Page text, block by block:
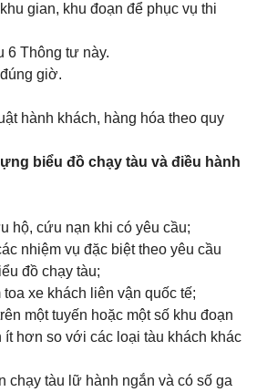
gian, khu đoạn để phục vụ thi
6 Thông tư này.
giờ.
hành khách, hàng hóa theo quy
biểu đồ chạy tàu và điều hành
hộ, cứu nạn khi có yêu cầu;
nhiệm vụ đặc biệt theo yêu cầu
đồ chạy tàu;
xe khách liên vận quốc tế;
một tuyến hoặc một số khu đoạn
hơn so với các loại tàu khách khác
chạy tàu lữ hành ngắn và có số ga